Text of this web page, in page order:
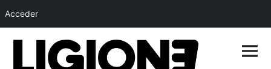
Acceder
Menú